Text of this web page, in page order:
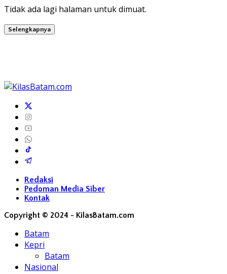
Tidak ada lagi halaman untuk dimuat.
Selengkapnya
Redaksi
Pedoman Media Siber
Kontak
Copyright © 2024 - KilasBatam.com
Batam
Kepri
Batam
Nasional